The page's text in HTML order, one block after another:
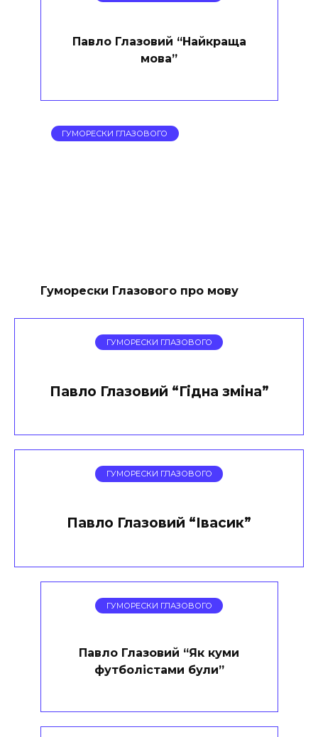
Павло Глазовий “Найкраща
мова”
ГУМОРЕСКИ ГЛАЗОВОГО
Гуморески Глазового про мову
ГУМОРЕСКИ ГЛАЗОВОГО
Павло Глазовий “Гідна зміна”
ГУМОРЕСКИ ГЛАЗОВОГО
Павло Глазовий “Івасик”
ГУМОРЕСКИ ГЛАЗОВОГО
Павло Глазовий “Як куми
футболістами були”